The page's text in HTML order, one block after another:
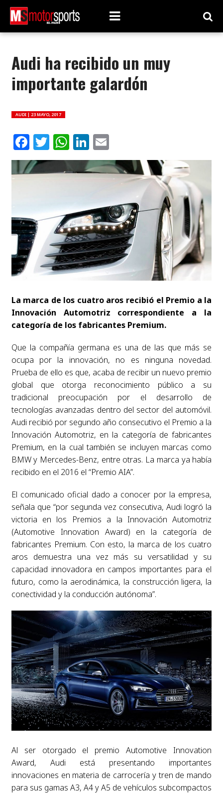
Audi ha recibido un muy
importante galardón
AUDI | 23 MAYO, 2017
Facebook
Twitter
WhatsApp
LinkedIn
Email
La marca de los cuatro aros recibió el Premio a la
Innovación Automotriz correspondiente a la
categoría de los fabricantes Premium.
Que la compañía germana es una de las que más se
ocupa por la innovación, no es ninguna novedad.
Prueba de ello es que, acaba de recibir un nuevo premio
global que otorga reconocimiento público a su
tradicional preocupación por el desarrollo de
tecnologías avanzadas dentro del sector del automóvil.
Audi recibió por segundo año consecutivo el Premio a la
Innovación Automotriz, en la categoría de fabricantes
Premium, en la cual también se incluyen marcas como
BMW y Mercedes-Benz, entre otras. La marca ya había
recibido en el 2016 el “Premio AIA”.
El comunicado oficial dado a conocer por la empresa,
señala que “por segunda vez consecutiva, Audi logró la
victoria en los Premios a la Innovación Automotriz
(Automotive Innovation Award) en la categoría de
fabricantes Premium. Con esto, la marca de los cuatro
aros demuestra una vez más su versatilidad y su
capacidad innovadora en campos importantes para el
futuro, como la aerodinámica, la construcción ligera, la
conectividad y la conducción autónoma”.
Al ser otorgado el premio Automotive Innovation
Award, Audi está presentando importantes
innovaciones en materia de carrocería y tren de mando
para sus gamas A3, A4 y A5 de vehículos subcompactos